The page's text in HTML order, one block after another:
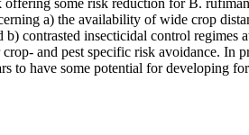
a) the availability of wide crop
b) contrasted insecticidal control
and pest specific risk avoidance. In
to have some potential for developing